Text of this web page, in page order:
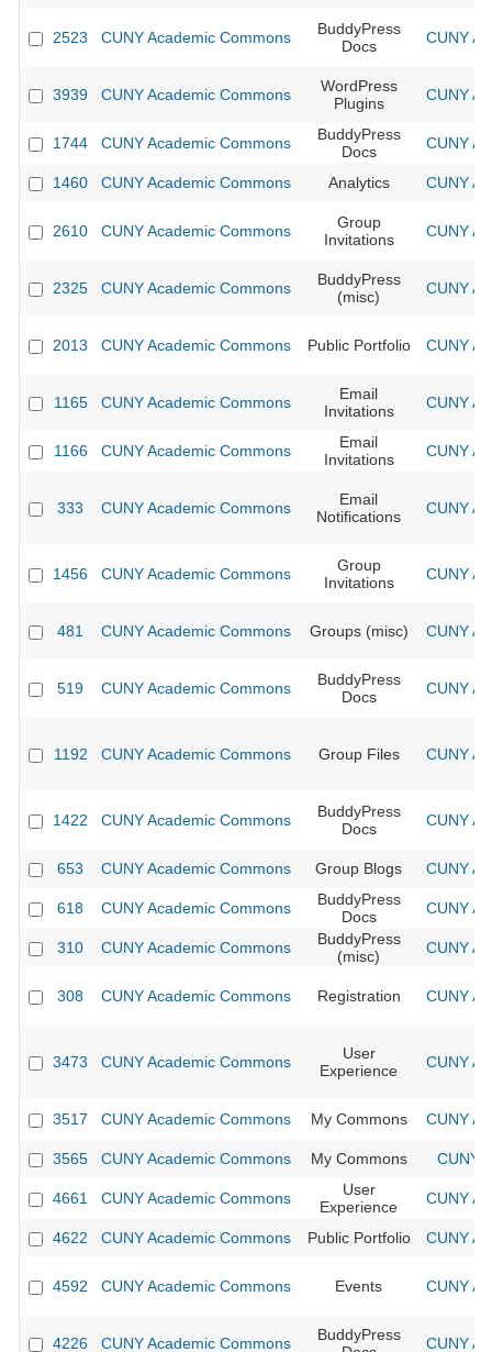
2523 CUNY Academic Commons
BuddyPress
Docs
CUNY
3939 CUNY Academic Commons
WordPress
Plugins
CUNY
1744 CUNY Academic Commons
BuddyPress
Docs
CUNY
1460 CUNY Academic Commons Analytics CUNY
2610 CUNY Academic Commons
Group
Invitations
CUNY
2325 CUNY Academic Commons
BuddyPress
(misc)
CUNY
2013 CUNY Academic Commons Public Portfolio CUNY
1165 CUNY Academic Commons
Email
Invitations
CUNY
1166 CUNY Academic Commons
Email
Invitations
CUNY
333 CUNY Academic Commons
Email
Notifications
CUNY
1456 CUNY Academic Commons
Group
Invitations
CUNY
481 CUNY Academic Commons Groups (misc) CUNY
519 CUNY Academic Commons
BuddyPress
Docs
CUNY
1192 CUNY Academic Commons Group Files CUNY
1422 CUNY Academic Commons
BuddyPress
Docs
CUNY
653 CUNY Academic Commons Group Blogs CUNY
618 CUNY Academic Commons
BuddyPress
Docs
CUNY
310 CUNY Academic Commons
BuddyPress
(misc)
CUNY
308 CUNY Academic Commons Registration CUNY
3473 CUNY Academic Commons
User
Experience
CUNY
3517 CUNY Academic Commons My Commons CUNY
3565 CUNY Academic Commons My Commons CUNY
4661 CUNY Academic Commons
User
Experience
CUNY
4622 CUNY Academic Commons Public Portfolio CUNY
4592 CUNY Academic Commons Events CUNY
4226 CUNY Academic Commons
BuddyPress
CUNY